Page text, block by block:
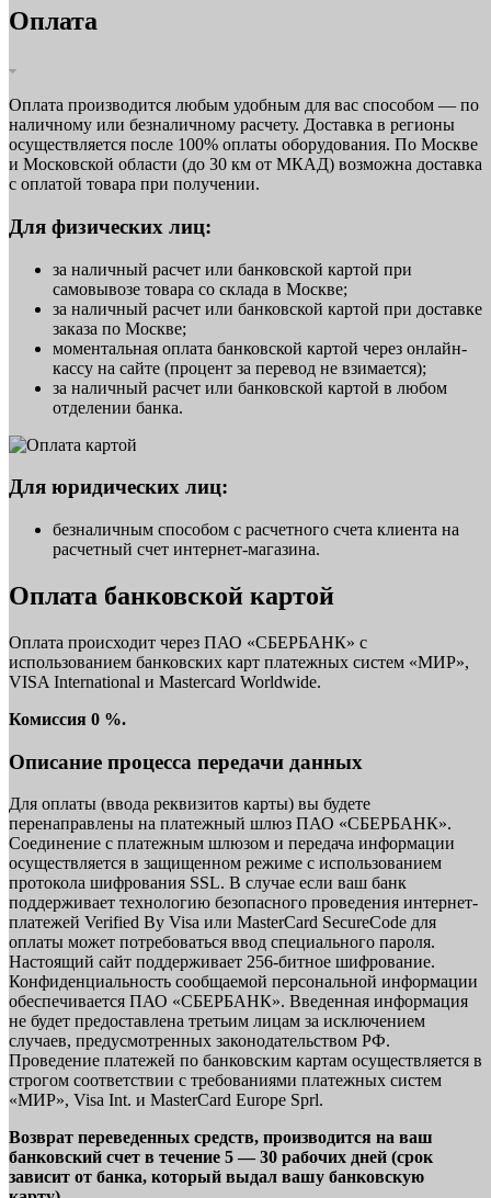
Оплата
Оплата производится любым удобным для вас способом — по
наличному или безналичному расчету. Доставка в регионы
осуществляется после 100% оплаты оборудования. По Москве
и Московской области (до 30 км от МКАД) возможна доставка
с оплатой товара при получении.
Для физических лиц:
за наличный расчет или банковской картой при
самовывозе товара со склада в Москве;
за наличный расчет или банковской картой при доставке
заказа по Москве;
моментальная оплата банковской картой через онлайн-
кассу на сайте (процент за перевод не взимается);
за наличный расчет или банковской картой в любом
отделении банка.
Для юридических лиц:
безналичным способом с расчетного счета клиента на
расчетный счет интернет-магазина.
Оплата банковской картой
Оплата происходит через ПАО «СБЕРБАНК» с
использованием банковских карт платежных систем «МИР»,
VISA International и Mastercard Worldwide.
Комиссия 0 %.
Описание процесса передачи данных
Для оплаты (ввода реквизитов карты) вы будете
перенаправлены на платежный шлюз ПАО «СБЕРБАНК».
Соединение с платежным шлюзом и передача информации
осуществляется в защищенном режиме с использованием
протокола шифрования SSL. В случае если ваш банк
поддерживает технологию безопасного проведения интернет-
платежей Verified By Visa или MasterCard SecureCode для
оплаты может потребоваться ввод специального пароля.
Настоящий сайт поддерживает 256-битное шифрование.
Конфиденциальность сообщаемой персональной информации
обеспечивается ПАО «СБЕРБАНК». Введенная информация
не будет предоставлена третьим лицам за исключением
случаев, предусмотренных законодательством РФ.
Проведение платежей по банковским картам осуществляется в
строгом соответствии с требованиями платежных систем
«МИР», Visa Int. и MasterCard Europe Sprl.
Возврат переведенных средств, производится на ваш
банковский счет в течение 5 — 30 рабочих дней (срок
зависит от банка, который выдал вашу банковскую